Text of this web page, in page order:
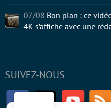
SUIVEZ-NOUS
FacebookTwitter
07/08 Bon plan : ce
4K s’affiche avec une